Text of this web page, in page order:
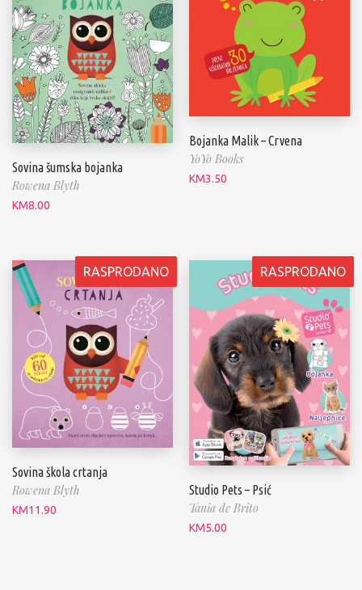
Sovina šumska bojanka
Rowena Blyth
KM8.00
Bojanka Malik – Crvena
YoYo Books
KM3.50
RASPRODANO
Sovina škola crtanja
Rowena Blyth
KM11.90
RASPRODANO
Studio Pets – Psić
Tania de Brito
KM5.00